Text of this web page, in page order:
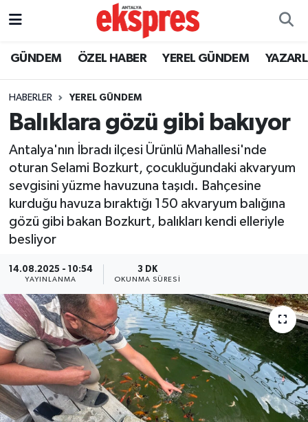
GÜNDEM ÖZEL HABER YEREL GÜNDEM
HABERLER YEREL GÜNDEM
Balıklara gözü gibi bakıyor
Antalya'nın İbradı ilçesi Ürünlü Mahallesi'nde
oturan Selami Bozkurt, çocukluğundaki akvaryum
sevgisini yüzme havuzuna taşıdı. Bahçesine
kurduğu havuza bıraktığı 150 akvaryum balığına
gözü gibi bakan Bozkurt, balıkları kendi elleriyle
besliyor
14.08.2025 - 10:54
YAYINLANMA
3 DK
OKUNMA SÜRESI
ÖZEL HABER
YEREL GÜNDEM
EKONOMİ
KÜLTÜR - SANAT
SPOR
SİYASET
SAĞLIK
DÜNYA
EĞİTİM
TURİZM
Nöbetçi Eczaneler
Trafik Durumu
Süper Lig Puan Durumu ve Fikstür
Tüm Manşetler
Son Dakika Haberleri
Haber Arşivi